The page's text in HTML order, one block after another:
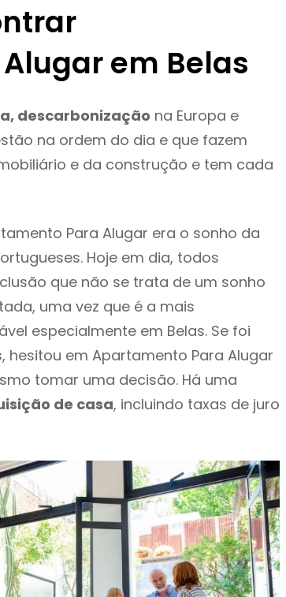
em Belas
descarbonização na Europa e
na ordem do dia e que fazem
e da construção e tem cada
Para Alugar era o sonho da
Hoje em dia, todos
que não se trata de um sonho
uma vez que é a mais
especialmente em Belas. Se foi
hesitou em Apartamento Para Alugar
tomar uma decisão. Há uma
de casa, incluindo taxas de juro